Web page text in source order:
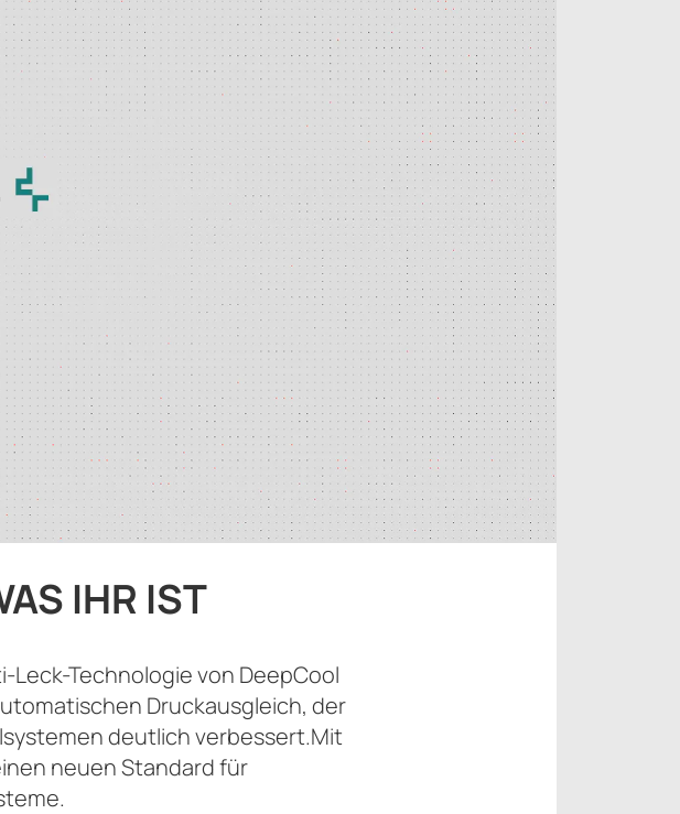
IHR IST
Leck-Technologie von DeepCool
Druckausgleich, der
deutlich verbessert.Mit
neuen Standard für